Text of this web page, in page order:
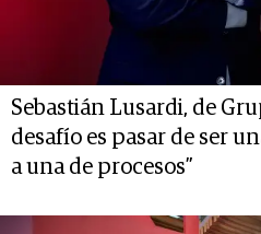
Sebastián Lusardi, de
desafío es pasar de ser
a una de procesos”